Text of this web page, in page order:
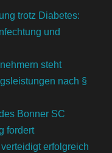
trotz Diabetes:
und
steht
nach §
Bonner SC
fordert
erfolgreich